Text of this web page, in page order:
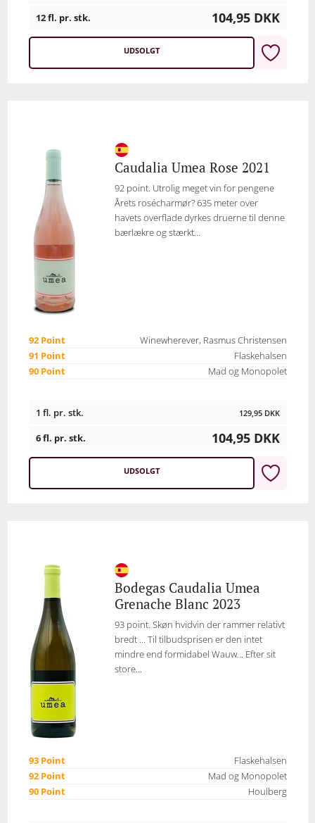
12 fl. pr. stk. 104,95 DKK
UDSOLGT
Caudalia Umea Rose 2021
92 point. Utrolig meget vin for pengene
Årets rosécharmør? 635 meter over
havets overflade dyrkes druerne til denne
bærlækre og stærkt...
92 Point
Winewherever, Rasmus Christensen
91 Point
Flaskehalsen
90 Point
Mad og Monopolet
1 fl. pr. stk. 129,95 DKK
6 fl. pr. stk. 104,95 DKK
UDSOLGT
Bodegas Caudalia Umea
Grenache Blanc 2023
93 point. Skøn hvidvin der rammer relativt
bredt ... Til tilbudsprisen er den intet
mindre end formidabel Wauw... Efter sit
store...
93 Point
Flaskehalsen
92 Point
Mad og Monopolet
90 Point
Houlberg